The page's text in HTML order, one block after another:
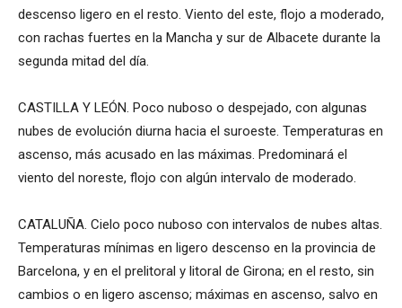
descenso ligero en el resto. Viento del este, flojo a moderado,
con rachas fuertes en la Mancha y sur de Albacete durante la
segunda mitad del día.
CASTILLA Y LEÓN. Poco nuboso o despejado, con algunas
nubes de evolución diurna hacia el suroeste. Temperaturas en
ascenso, más acusado en las máximas. Predominará el
viento del noreste, flojo con algún intervalo de moderado.
CATALUÑA. Cielo poco nuboso con intervalos de nubes altas.
Temperaturas mínimas en ligero descenso en la provincia de
Barcelona, y en el prelitoral y litoral de Girona; en el resto, sin
cambios o en ligero ascenso; máximas en ascenso, salvo en